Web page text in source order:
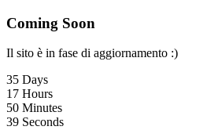
Coming Soon
Il sito è in fase di aggiornamento :)
35 Days
17 Hours
50 Minutes
39 Seconds